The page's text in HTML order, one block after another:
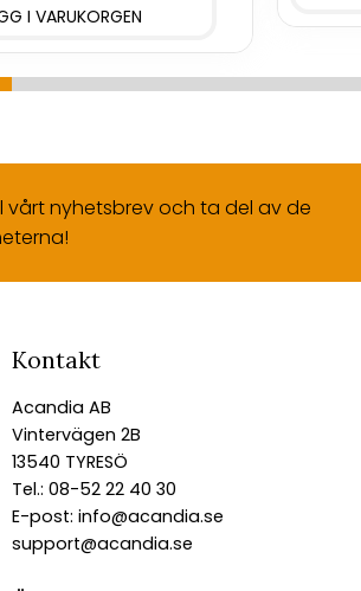
vårt nyhetsbrev och ta del av de
Kontakt
Acandia AB
Vintervägen 2B
13540 TYRESÖ
Tel.: 08-52 22 40 30
E-post: info@acandia.se
support@acandia.se